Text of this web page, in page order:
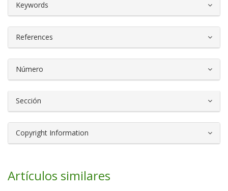
Keywords
References
Número
Sección
Copyright Information
Artículos similares